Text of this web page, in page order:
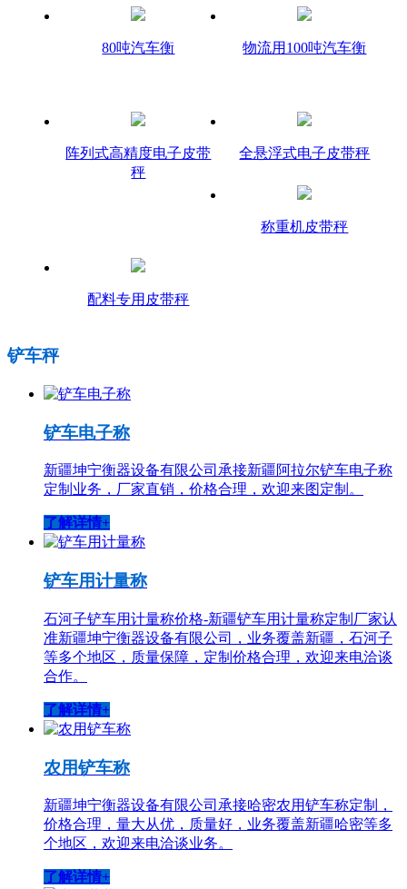
80吨汽车衡 物流用100吨汽车衡
阵列式高精度电子皮带
秤
全悬浮式电子皮带秤
称重机皮带秤
配料专用皮带秤
铲车秤
铲车电子称
新疆坤宁衡器设备有限公司承接新疆阿拉尔铲车电子称
定制业务，厂家直销，价格合理，欢迎来图定制。
了解详情+
铲车用计量称
石河子铲车用计量称价格-新疆铲车用计量称定制厂家认
准新疆坤宁衡器设备有限公司，业务覆盖新疆，石河子
等多个地区，质量保障，定制价格合理，欢迎来电洽谈
合作。
了解详情+
农用铲车称
新疆坤宁衡器设备有限公司承接哈密农用铲车称定制，
价格合理，量大从优，质量好，业务覆盖新疆哈密等多
个地区，欢迎来电洽谈业务。
了解详情+